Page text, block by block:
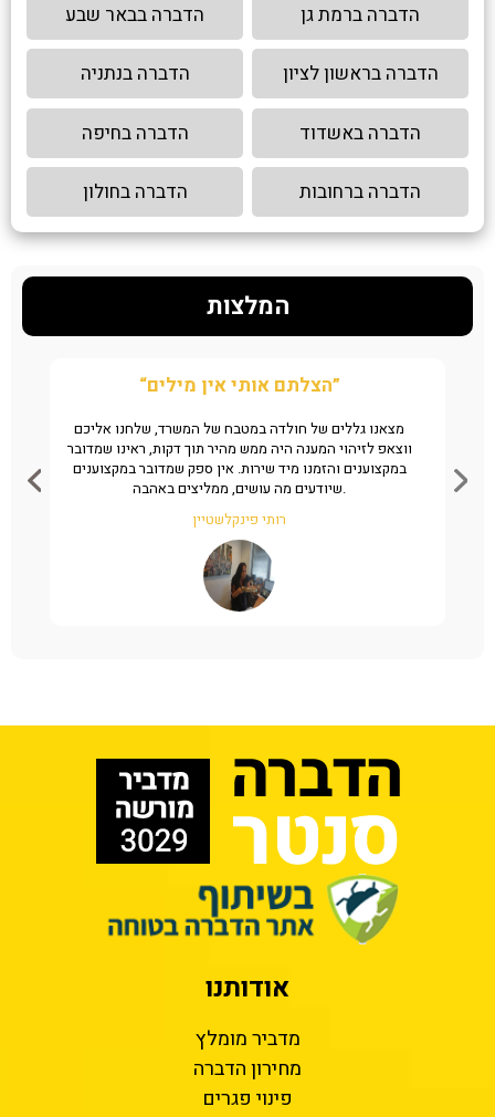
הדברה ברמת גן הדברה בבאר שבע
הדברה בראשון לציון הדברה בנתניה
הדברה באשדוד הדברה בחיפה
הדברה ברחובות הדברה בחולון
המלצות
“הצלתם אותי אין מילים”
מצאנו גללים של חולדה במטבח של המשרד, שלחנו אליכם
ווצאפ לזיהוי המענה היה ממש מהיר תוך דקות, ראינו שמדובר
במקצוענים והזמנו מיד שירות. אין ספק שמדובר במקצוענים
שיודעים מה עושים, ממליצים באהבה.
רותי פינקלשטיין
אודותנו
מדביר מומלץ
מחירון הדברה
פינוי פגרים